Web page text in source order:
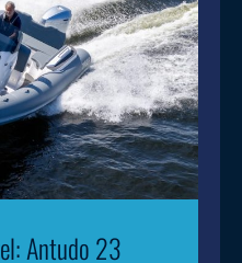
Antudo 23